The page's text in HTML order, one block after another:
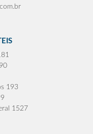
193
1527